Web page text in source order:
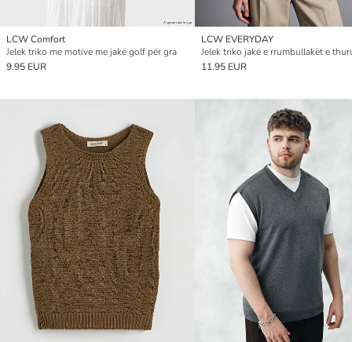
LCW Comfort
Jelek triko me motive me jakë golf për gra
9.95 EUR
LCW EVERYDAY
11.95 EUR